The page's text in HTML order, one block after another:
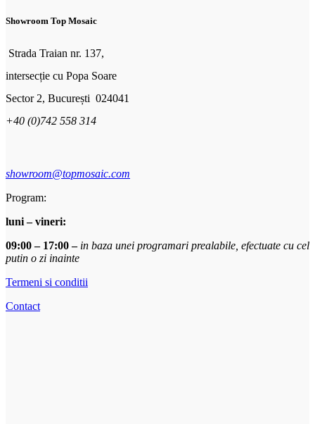
Showroom Top Mosaic
Strada Traian nr. 137,
intersecție cu Popa Soare
Sector 2, București 024041
+40 (0)742 558 314
showroom@topmosaic.com
Program:
luni – vineri:
09:00 – 17:00 – in baza unei programari prealabile, efectuate cu cel
putin o zi inainte
Termeni si conditii
Contact